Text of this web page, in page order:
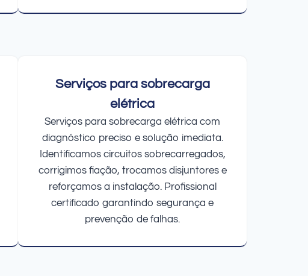
Serviços para sobrecarga
elétrica
Serviços para sobrecarga elétrica com
diagnóstico preciso e solução imediata.
Identificamos circuitos sobrecarregados,
corrigimos fiação, trocamos disjuntores e
reforçamos a instalação. Profissional
certificado garantindo segurança e
prevenção de falhas.